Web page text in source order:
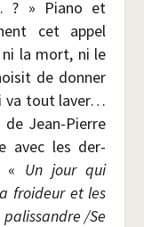
? » Pia­no et
cet appel
ni la mort, ni le
de don­ner
va tout laver…
Jean-Pierre
avec les der­
« Un jour qui
froi­deur et les
/​Se